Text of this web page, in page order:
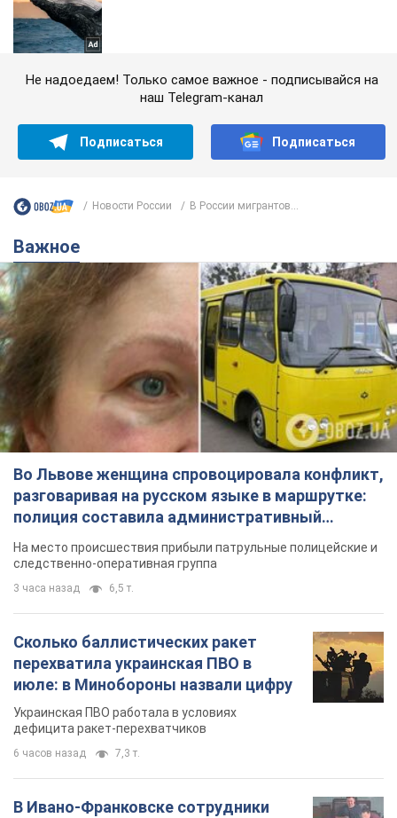
Не надоедаем! Только самое важное - подписывайся на
наш Telegram-канал
Подписаться Подписаться
Новости России В России мигрантов...
Важное
Во Львове женщина спровоцировала конфликт,
разговаривая на русском языке в маршрутке:
полиция составила административный
протокол. Видео
На место происшествия прибыли патрульные полицейские и
следственно-оперативная группа
3 часа назад 6,5 т.
Сколько баллистических ракет
перехватила украинская ПВО в
июле: в Минобороны назвали цифру
Украинская ПВО работала в условиях
дефицита ракет-перехватчиков
6 часов назад 7,3 т.
В Ивано-Франковске сотрудники